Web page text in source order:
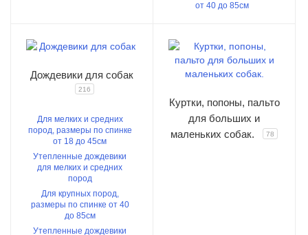
от 40 до 85см
Дождевики для собак
216
Для мелких и средних
пород, размеры по спинке
от 18 до 45см
Утепленные дождевики
для мелких и средних
пород
Для крупных пород,
размеры по спинке от 40
до 85см
Утепленные дождевики
Куртки, попоны, пальто
для больших и
маленьких собак.
78